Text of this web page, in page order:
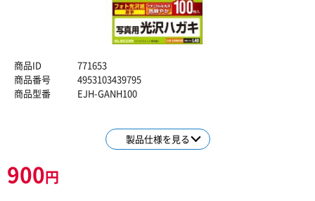
商品ID
771653
商品番号
4953103439795
商品型番
EJH-GANH100
製品仕様を見る
900円